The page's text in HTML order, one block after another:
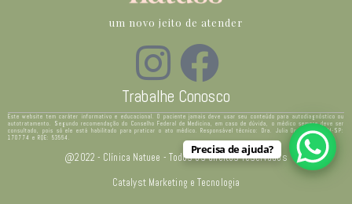
um novo jeito de atender
Trabalhe Conosco
Este website tem caráter informativo e educacional. O paciente jamais deve usar seu conteúdo para autodiagnóstico ou
autotratamento. Segundo recomendação do Conselho Federal de Medicina, em caso de dúvida, o médico sempre deve ser
consultado, pois só ele está habilitado para praticar o ato médico. Responsável técnico: Dra. Julia Ocampo – CRM-SP:
170774 e RQE: 53564.
@2022 - Clínica Natuee - Todos os direitos reservados
Catalyst Marketing e Tecnologia
Precisa de ajuda?